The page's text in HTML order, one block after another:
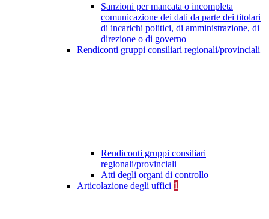
Sanzioni per mancata o incompleta
comunicazione dei dati da parte dei titolari
di incarichi politici, di amministrazione, di
direzione o di governo
Rendiconti gruppi consiliari regionali/provinciali
Rendiconti gruppi consiliari
regionali/provinciali
Atti degli organi di controllo
Articolazione degli uffici 1